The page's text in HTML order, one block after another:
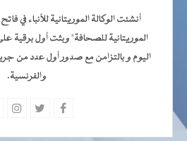
الموريتانية للصحافة" وبثت أول برقية
اليوم و بالتزامن مع صدور أول عدد من
والفرنسية.